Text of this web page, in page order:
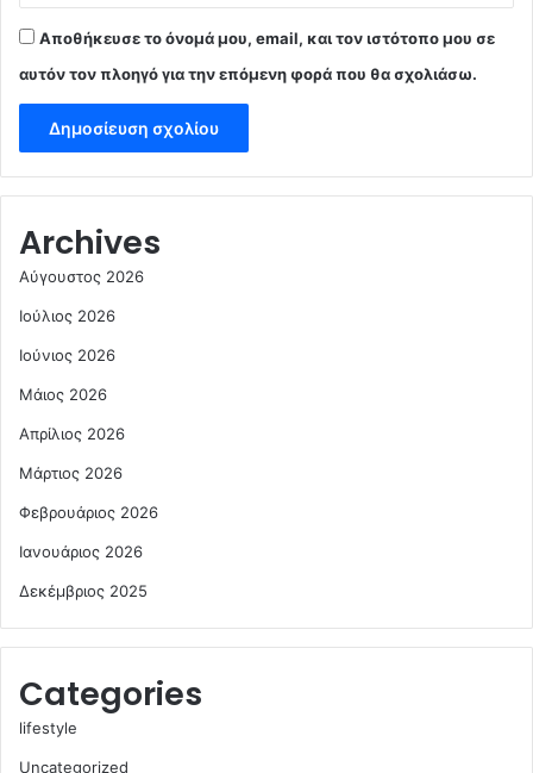
Αποθήκευσε το όνομά μου, email, και τον ιστότοπο μου σε
αυτόν τον πλοηγό για την επόμενη φορά που θα σχολιάσω.
Archives
Αύγουστος 2026
Ιούλιος 2026
Ιούνιος 2026
Μάιος 2026
Απρίλιος 2026
Μάρτιος 2026
Φεβρουάριος 2026
Ιανουάριος 2026
Δεκέμβριος 2025
Categories
lifestyle
Uncategorized